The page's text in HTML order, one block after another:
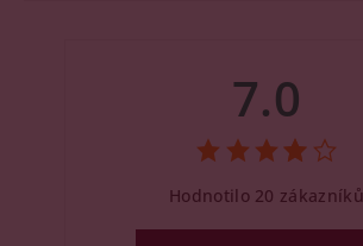
7.0
Hodnotilo 20 zákazníků